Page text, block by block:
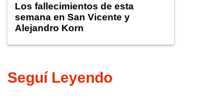
Los fallecimientos de esta
semana en San Vicente y
Alejandro Korn
Seguí Leyendo